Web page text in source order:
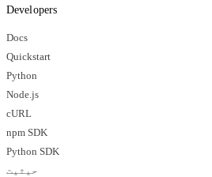
Developers
Docs
Quickstart
Python
Node.js
cURL
npm SDK
Python SDK
حیثیت